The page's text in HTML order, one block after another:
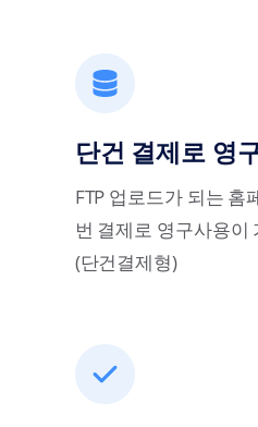
단건 결제로 영
FTP 업로드가 되는 홈
번 결제로 영구사용이
(단건결제형)